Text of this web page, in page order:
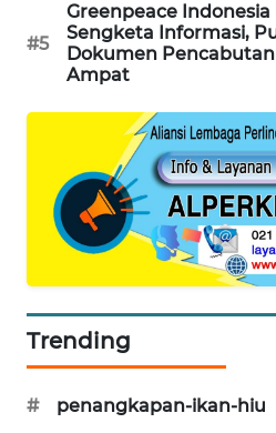
#5
Greenpeace
Sengketa Informasi,
Dokumen
Ampat
Trending
# penangkapan-ikan-hiu
NEWS
METRO
KRT
NEWS
KARING
NEWS
JURNAL
MARITIM